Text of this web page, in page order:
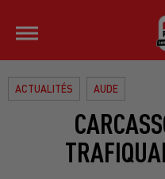
ACTUALITÉS AUDE